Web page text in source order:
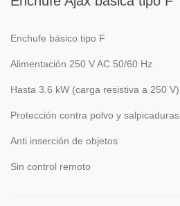
Enchufe básico tipo F
Alimentación 250 V AC 50/60 Hz
Hasta 3.6 kW (carga resistiva a 250 V)
Protección contra polvo y salpicaduras
Anti inserción de objetos
Sin control remoto